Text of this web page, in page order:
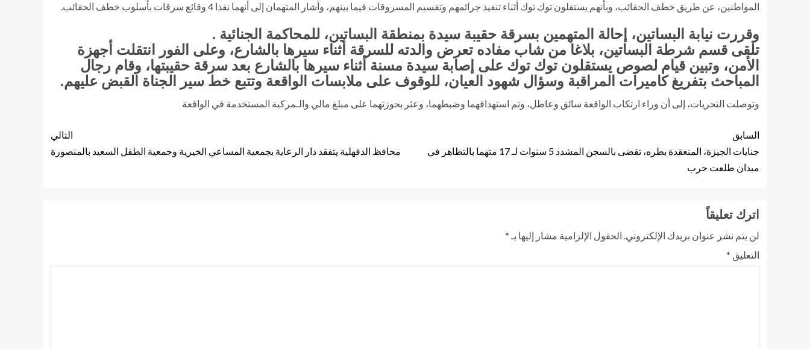
المواطنين، عن طريق خطف الحقائب، وبأنهم يستقلون توك توك أثناء تنفيذ جرائمهم وتقسيم المسروقات فيما بينهم، وأشار المتهمان إلى أنهما نفذا 4 وقائع سرقات بأسلوب خطف الحقائب.
وقررت نيابة البساتين، إحالة المتهمين بسرقة حقيبة سيدة بمنطقة البساتين، للمحاكمة الجنائية .
تلقى قسم شرطة البساتين، بلاغا من شاب مفاده تعرض والدته للسرقة أثناء سيرها بالشارع، وعلى الفور انتقلت أجهزة
الأمن، وتبين قيام لصوص يستقلون توك توك على إصابة سيدة مسنة أثناء سيرها بالشارع بعد سرقة حقيبتها، وقام رجال
المباحث بتفريغ كاميرات المراقبة وسؤال شهود العيان، للوقوف على ملابسات الواقعة وتتبع خط سير الجناة القبض عليهم.
وتوصلت التحريات، إلى أن وراء ارتكاب الواقعة سائق وعاطل، وتم استهدافهما وضبطهما، وعثر بحوزتهما على مبلغ مالي والـمركبة المستخدمة في الواقعة
السابق
جنايات الجيزة، المنعقدة بطره، تقضى بالسجن المشدد 5 سنوات لـ 17 متهما بالتظاهر في
ميدان طلعت حرب
التالي
محافظ الدقهلية يتفقد دار الرعاية بجمعية المساعي الخيرية وجمعية الطفل السعيد بالمنصورة
اترك تعليقاً
لن يتم نشر عنوان بريدك الإلكتروني. الحقول الإلزامية مشار إليها بـ *
التعليق *